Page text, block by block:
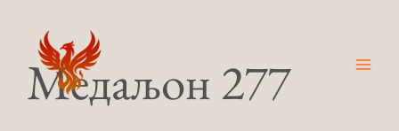
contentМедаљон 277